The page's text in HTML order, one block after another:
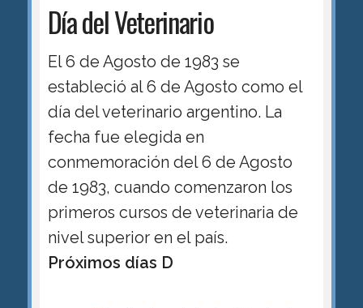
Día del Veterinario
El 6 de Agosto de 1983 se
estableció al 6 de Agosto como el
día del veterinario argentino. La
fecha fue elegida en
conmemoración del 6 de Agosto
de 1983, cuando comenzaron los
primeros cursos de veterinaria de
nivel superior en el país.
Próximos días D